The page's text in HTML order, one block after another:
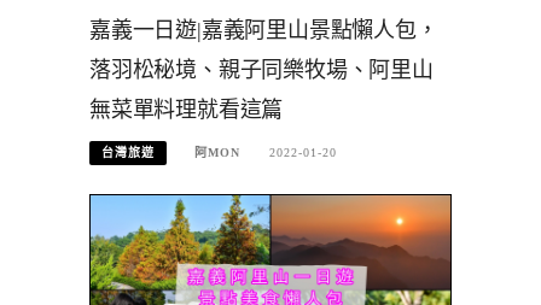
嘉義一日遊|嘉義阿里山景點懶人包，
落羽松秘境、親子同樂牧場、阿里山
無菜單料理就看這篇
台灣旅遊 阿MON 2022-01-20